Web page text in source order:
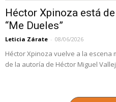
Héctor Xpinoza está
“Me Dueles”
Leticia Zárate - 08/06/2026
Héctor Xpinoza vuelve a la escena
de la autoría de Héctor Miguel